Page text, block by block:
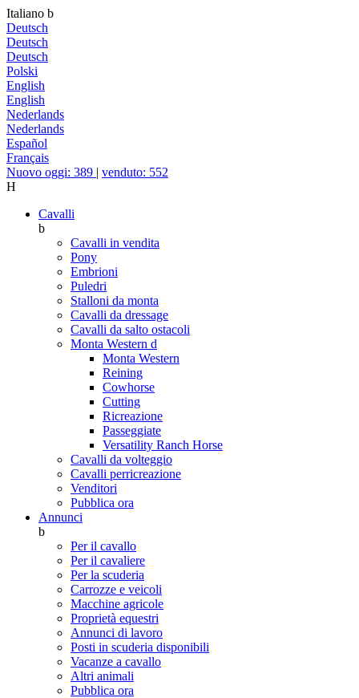
Italiano b
Deutsch
Deutsch
Deutsch
Polski
English
English
Nederlands
Nederlands
Español
Français
Nuovo oggi: 389 | venduto: 552
H
Cavalli
b
Cavalli in vendita
Pony
Embrioni
Puledri
Stalloni da monta
Cavalli da dressage
Cavalli da salto ostacoli
Monta Western d
Monta Western
Reining
Cowhorse
Cutting
Ricreazione
Passeggiate
Versatility Ranch Horse
Cavalli da volteggio
Cavalli perricreazione
Venditori
Pubblica ora
Annunci
b
Per il cavallo
Per il cavaliere
Per la scuderia
Carrozze e veicoli
Macchine agricole
Proprietà equestri
Annunci di lavoro
Posti in scuderia disponibili
Vacanze a cavallo
Altri animali
Pubblica ora